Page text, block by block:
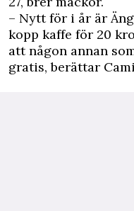
– Nytt för i år är
kopp kaffe för 20
att någon annan
gratis, berättar